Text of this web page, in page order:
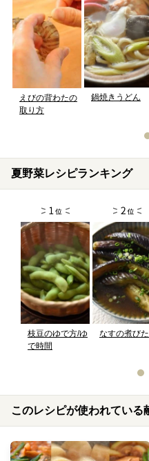
えびの背わたの
取り方
鍋焼きうどん
夏野菜レシピランキング
枝豆のゆで方/ゆ
で時間
なすの煮び
このレシピが使われている